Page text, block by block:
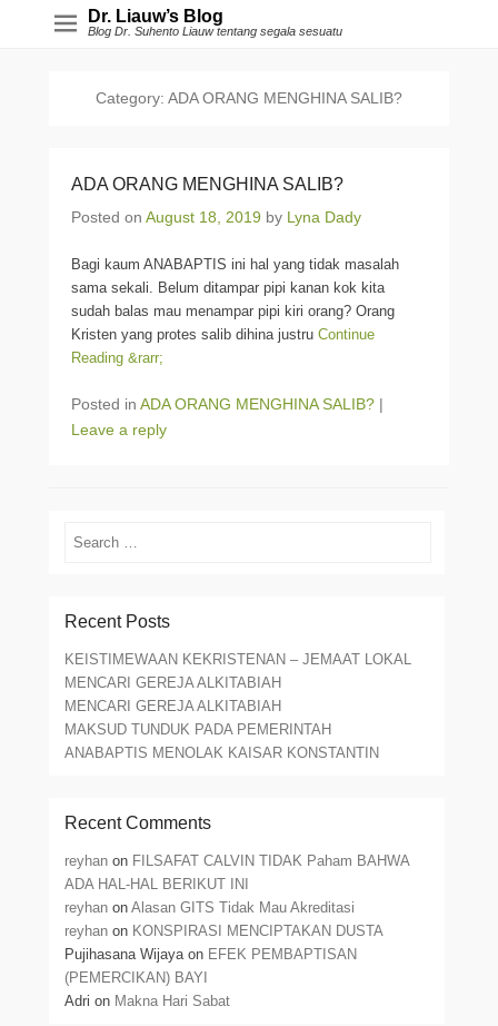
Dr. Liauw’s Blog
Blog Dr. Suhento Liauw tentang segala sesuatu
Category: ADA ORANG MENGHINA SALIB?
ADA ORANG MENGHINA SALIB?
Posted on August 18, 2019 by Lyna Dady
Bagi kaum ANABAPTIS ini hal yang tidak masalah
sama sekali. Belum ditampar pipi kanan kok kita
sudah balas mau menampar pipi kiri orang? Orang
Kristen yang protes salib dihina justru Continue
Reading &rarr;
Posted in ADA ORANG MENGHINA SALIB? |
Leave a reply
Search
Recent Posts
KEISTIMEWAAN KEKRISTENAN – JEMAAT LOKAL
MENCARI GEREJA ALKITABIAH
MENCARI GEREJA ALKITABIAH
MAKSUD TUNDUK PADA PEMERINTAH
ANABAPTIS MENOLAK KAISAR KONSTANTIN
Recent Comments
reyhan on FILSAFAT CALVIN TIDAK Paham BAHWA
ADA HAL-HAL BERIKUT INI
reyhan onAlasan GITS Tidak Mau Akreditasi
reyhan on KONSPIRASI MENCIPTAKAN DUSTA
Pujihasana Wijayaon EFEK PEMBAPTISAN
(PEMERCIKAN) BAYI
Adri on Makna Hari Sabat